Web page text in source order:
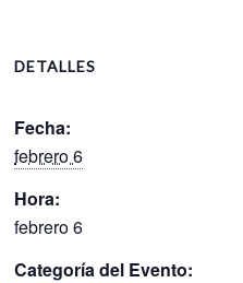
DETALLES
Fecha:
febrero 6
Hora:
febrero 6
Categoría del Evento: